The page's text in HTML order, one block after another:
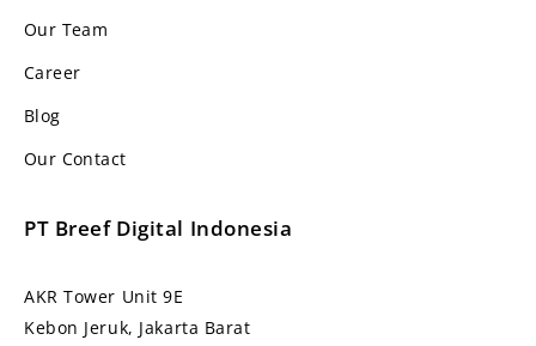
Our Team
Career
Blog
Our Contact
PT Breef Digital Indonesia
AKR Tower Unit 9E
Kebon Jeruk, Jakarta Barat